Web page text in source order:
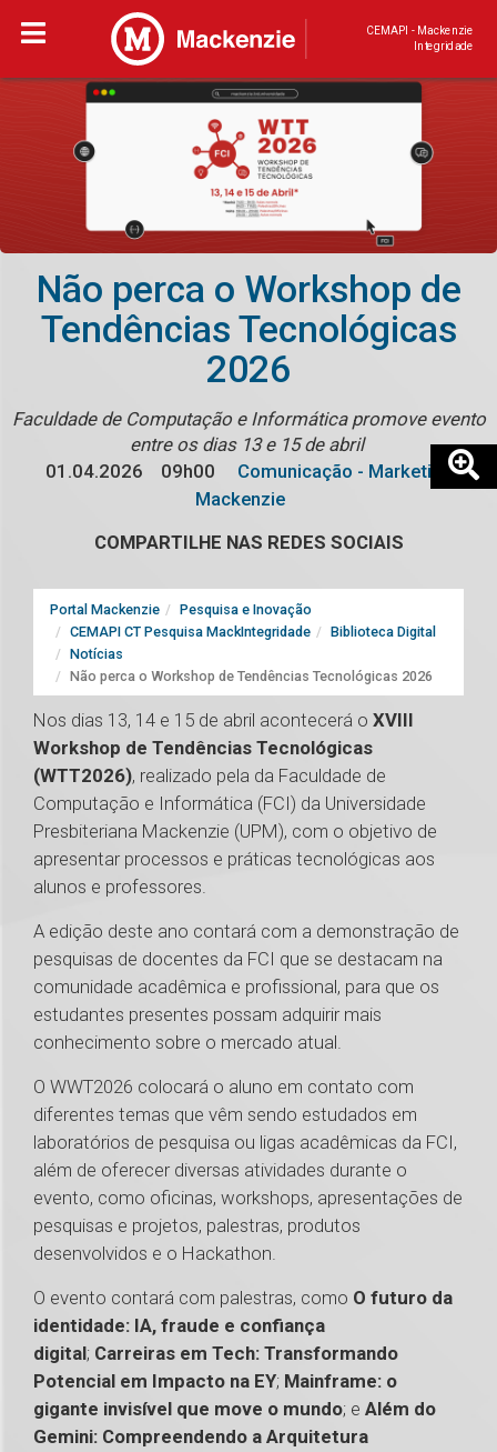
CEMAPI - Mackenzie
Integridade
Não perca o Workshop de
Tendências Tecnológicas
2026
Faculdade de Computação e Informática promove evento
entre os dias 13 e 15 de abril
01.04.2026
09h00
Comunicação - Marketing
Mackenzie
COMPARTILHE NAS REDES SOCIAIS
Portal Mackenzie
Pesquisa e Inovação
CEMAPI CT Pesquisa MackIntegridade
Biblioteca Digital
Notícias
Não perca o Workshop de Tendências Tecnológicas 2026
Nos dias 13, 14 e 15 de abril acontecerá o XVIII
Workshop de Tendências Tecnológicas
(WTT2026), realizado pela da Faculdade de
Computação e Informática (FCI) da Universidade
Presbiteriana Mackenzie (UPM), com o objetivo de
apresentar processos e práticas tecnológicas aos
alunos e professores.
A edição deste ano contará com a demonstração de
pesquisas de docentes da FCI que se destacam na
comunidade acadêmica e profissional, para que os
estudantes presentes possam adquirir mais
conhecimento sobre o mercado atual.
O WWT2026 colocará o aluno em contato com
diferentes temas que vêm sendo estudados em
laboratórios de pesquisa ou ligas acadêmicas da FCI,
além de oferecer diversas atividades durante o
evento, como oficinas, workshops, apresentações de
pesquisas e projetos, palestras, produtos
desenvolvidos e o Hackathon.
O evento contará com palestras, como O futuro da
identidade: IA, fraude e confiança
digital; Carreiras em Tech: Transformando
Potencial em Impacto na EY; Mainframe: o
gigante invisível que move o mundo; e Além do
Gemini: Compreendendo a Arquitetura